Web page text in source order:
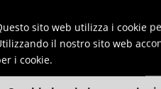
sito web utilizza i cookie
il nostro sito web
i cookie.